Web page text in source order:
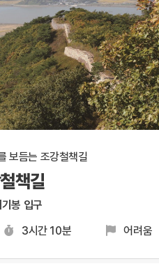
보듬는 조강철책길
책길
봉 입구
3시간 10분 어려움